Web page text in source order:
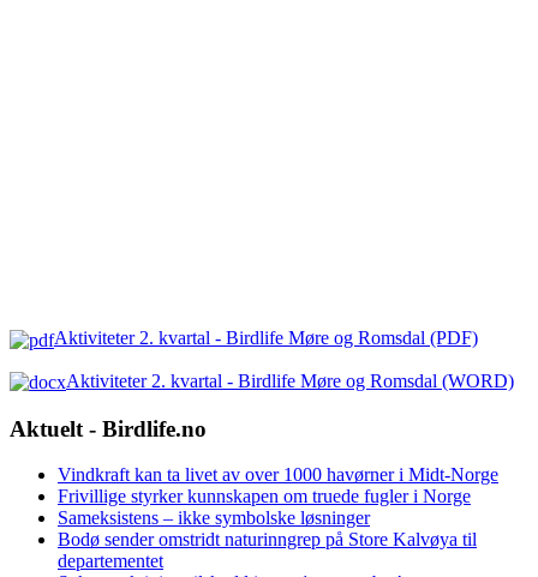
Aktiviteter 2. kvartal - Birdlife Møre og Romsdal (PDF)
Aktiviteter 2. kvartal - Birdlife Møre og Romsdal (WORD)
Aktuelt - Birdlife.no
Vindkraft kan ta livet av over 1000 havørner i Midt-Norge
Frivillige styrker kunnskapen om truede fugler i Norge
Sameksistens – ikke symbolske løsninger
Bodø sender omstridt naturinngrep på Store Kalvøya til
departementet